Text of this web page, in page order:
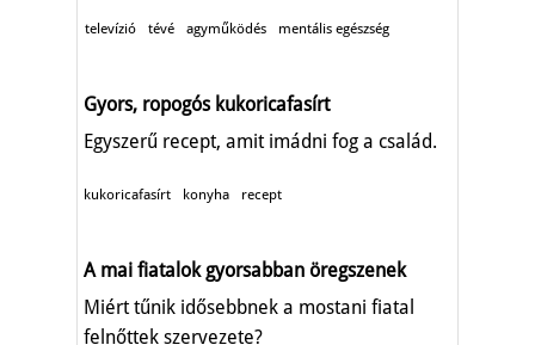
televízió tévé agyműködés mentális egészség
Gyors, ropogós kukoricafasírt
Egyszerű recept, amit imádni fog a család.
kukoricafasírt konyha recept
A mai fiatalok gyorsabban öregszenek
Miért tűnik idősebbnek a mostani fiatal
felnőttek szervezete?